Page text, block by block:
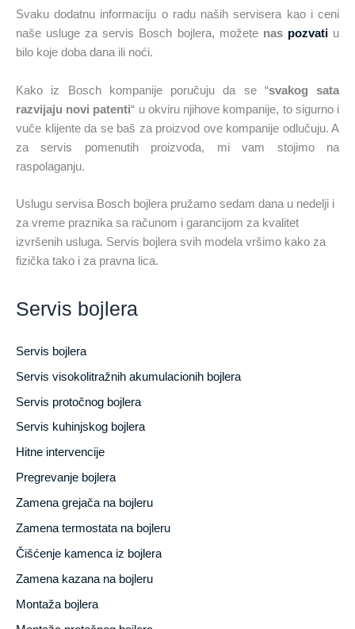
Svaku dodatnu informaciju o radu naših servisera kao i ceni
naše usluge za servis Bosch bojlera, možete nas pozvatiu
bilo koje doba dana ili noći.
Kako iz Bosch kompanije poručuju da se “svakog sata
razvijaju novi patenti“ u okviru njihove kompanije, to sigurno i
vuče klijente da se baš za proizvod ove kompanije odlučuju. A
za servis pomenutih proizvoda, mi vam stojimo na
raspolaganju.
Uslugu servisa Bosch bojlera pružamo sedam dana u nedelji i
za vreme praznika sa računom i garancijom za kvalitet
izvršenih usluga. Servis bojlera svih modela vršimo kako za
fizička tako i za pravna lica.
Servis bojlera
Servis bojlera
Servis visokolitražnih akumulacionih bojlera
Servis protočnog bojlera
Servis kuhinjskog bojlera
Hitne intervencije
Pregrevanje bojlera
Zamena grejača na bojleru
Zamena termostata na bojleru
Čišćenje kamenca iz bojlera
Zamena kazana na bojleru
Montaža bojlera